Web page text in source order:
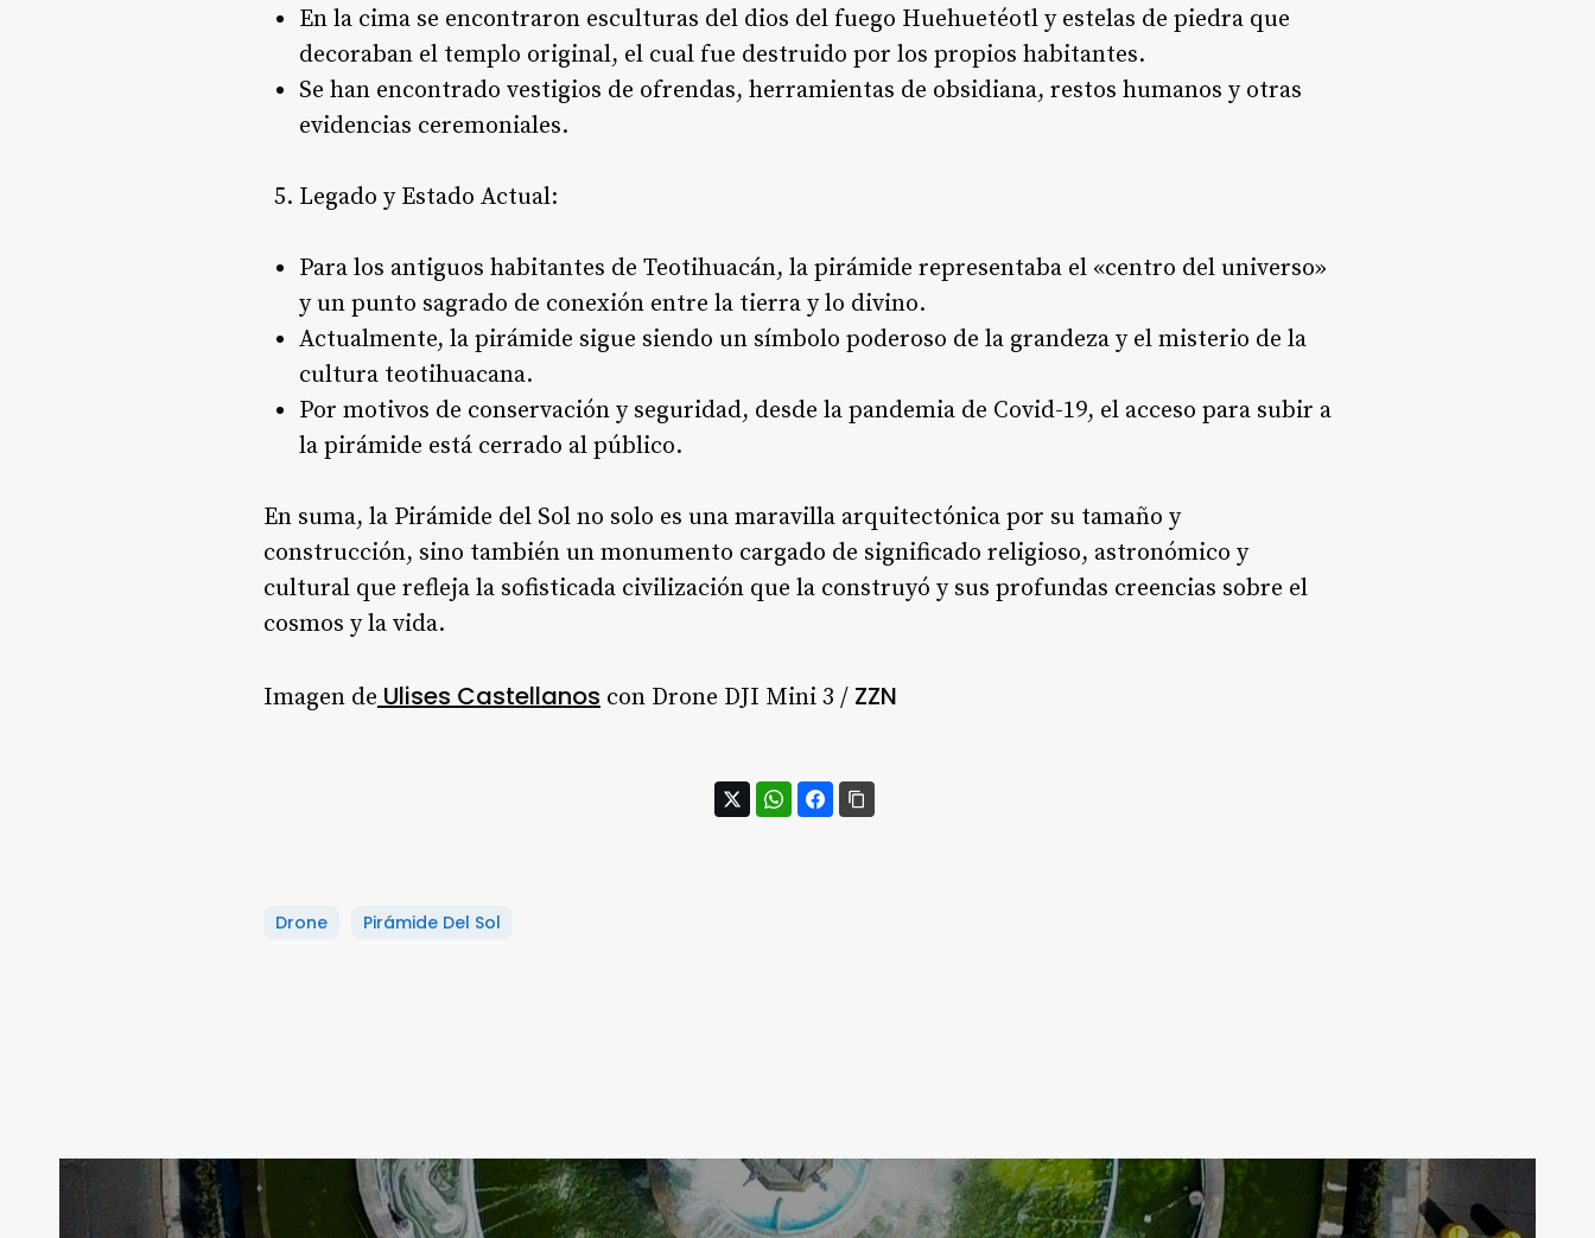
En la cima se encontraron esculturas del dios del fuego Huehuetéotl y estelas de piedra que
decoraban el templo original, el cual fue destruido por los propios habitantes.
Se han encontrado vestigios de ofrendas, herramientas de obsidiana, restos humanos y otras
evidencias ceremoniales.
Legado y Estado Actual:
Para los antiguos habitantes de Teotihuacán, la pirámide representaba el «centro del universo»
y un punto sagrado de conexión entre la tierra y lo divino.
Actualmente, la pirámide sigue siendo un símbolo poderoso de la grandeza y el misterio de la
cultura teotihuacana.
Por motivos de conservación y seguridad, desde la pandemia de Covid-19, el acceso para subir a
la pirámide está cerrado al público.
En suma, la Pirámide del Sol no solo es una maravilla arquitectónica por su tamaño y
construcción, sino también un monumento cargado de significado religioso, astronómico y
cultural que refleja la sofisticada civilización que la construyó y sus profundas creencias sobre el
cosmos y la vida.
Imagen de Ulises Castellanos con Drone DJI Mini 3 / ZZN
Drone Pirámide Del Sol